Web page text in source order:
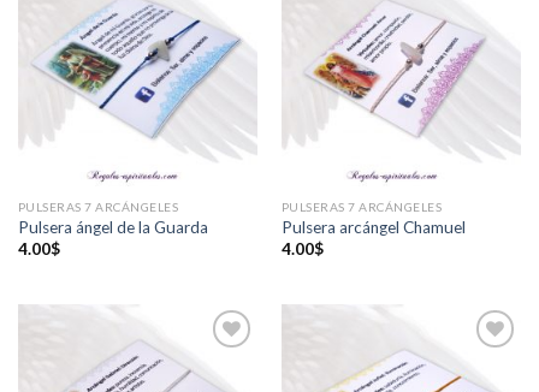
a la
lista de
deseos
PULSERAS 7 ARCÁNGELES
Pulsera ángel de la Guarda
4.00$
lista de
deseos
PULSERAS 7 ARCÁNGELES
Pulsera arcángel Chamuel
4.00$
a la